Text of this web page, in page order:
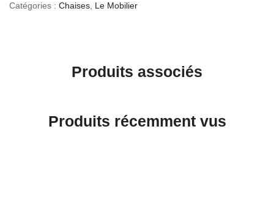
Catégories : Chaises Le Mobilier
Produits associés
Produits récemment vus